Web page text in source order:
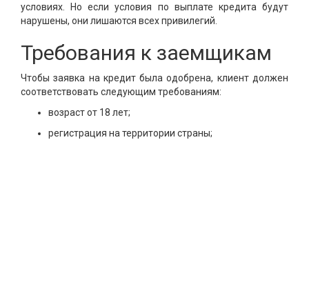
условиях. Но если условия по выплате кредита будут
нарушены, они лишаются всех привилегий.
Требования к заемщикам
Чтобы заявка на кредит была одобрена, клиент должен
соответствовать следующим требованиям:
возраст от 18 лет;
регистрация на территории страны;